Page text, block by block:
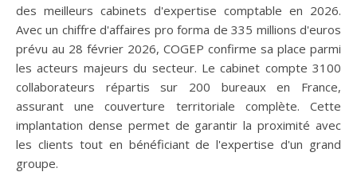
des meilleurs cabinets d'expertise comptable en 2026.
Avec un chiffre d'affaires pro forma de 335 millions d'euros
prévu au 28 février 2026, COGEP confirme sa place parmi
les acteurs majeurs du secteur. Le cabinet compte 3100
collaborateurs répartis sur 200 bureaux en France,
assurant une couverture territoriale complète. Cette
implantation dense permet de garantir la proximité avec
les clients tout en bénéficiant de l'expertise d'un grand
groupe.